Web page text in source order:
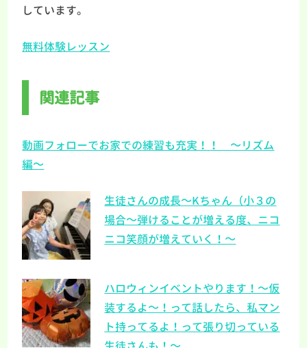
しています。
無料体験レッスン
関連記事
動画フォローでお家での練習も充実！！ ～リズム
編～
生徒さんの成長～Kちゃん（小３の
場合～弾けることが増える度、ニコ
ニコ笑顔が増えていく！～
ハロウィンイベントやります！～仮
装するよ～！って話したら、私マン
ト持ってるよ！って張り切っている